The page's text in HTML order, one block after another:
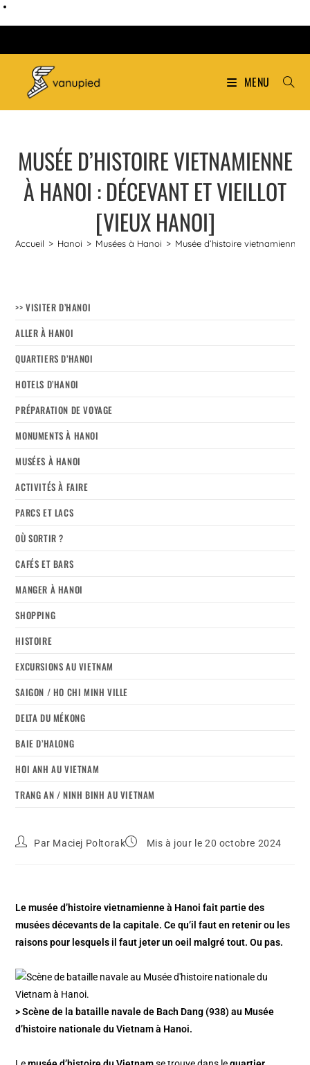
MENU
MUSÉE D’HISTOIRE VIETNAMIENNE
À HANOI : DÉCEVANT ET VIEILLOT
[VIEUX HANOI]
Accueil > Hanoi > Musées à Hanoi > Musée d’histoire vietnamienne
>> VISITER D’HANOI
ALLER À HANOI
QUARTIERS D’HANOI
HOTELS D’HANOI
PRÉPARATION DE VOYAGE
MONUMENTS À HANOI
MUSÉES À HANOI
ACTIVITÉS À FAIRE
PARCS ET LACS
OÙ SORTIR ?
CAFÉS ET BARS
MANGER À HANOI
SHOPPING
HISTOIRE
EXCURSIONS AU VIETNAM
SAIGON / HO CHI MINH VILLE
DELTA DU MÉKONG
BAIE D’HALONG
HOI ANH AU VIETNAM
TRANG AN / NINH BINH AU VIETNAM
Par Maciej Poltorak Mis à jour le 20 octobre 2024
Le musée d’histoire vietnamienne à Hanoi fait partie des
musées décevants de la capitale. Ce qu’il faut en retenir ou les
raisons pour lesquels il faut jeter un oeil malgré tout. Ou pas.
> Scène de la bataille navale de Bach Dang (938) au Musée
d’histoire nationale du Vietnam à Hanoi.